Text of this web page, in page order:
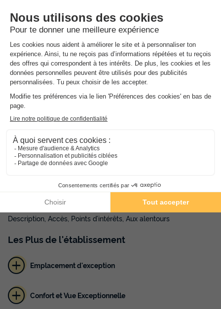
Provence-alpes-côte D'azur,Gap
Présentation de Résidence Le Goléon
- Val Ecrins - Vacancéole
Description, Accès, Points d’intérêts, Aux alentours
Les Plusde l'établissement
Emplacement d'exception
Confort et Vue Exceptionnelle